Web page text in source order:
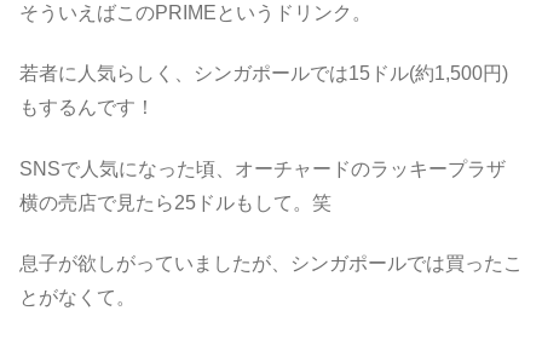
そういえばこのPRIMEというドリンク。
若者に人気らしく、シンガポールでは15ドル(約1,500円)
もするんです！
SNSで人気になった頃、オーチャードのラッキープラザ
横の売店で見たら25ドルもして。笑
息子が欲しがっていましたが、シンガポールでは買ったこ
とがなくて。